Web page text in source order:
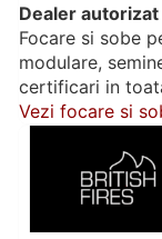
Dealer
Focare si sobe
modulare,
certificari in
Vezi focare si